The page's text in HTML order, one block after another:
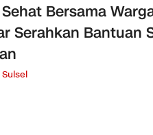
Bersama
Serahkan Bantuan